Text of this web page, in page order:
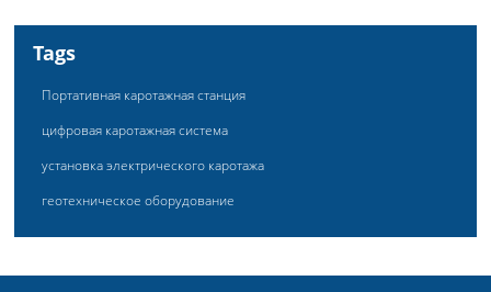
Tags
Портативная каротажная станция
цифровая каротажная система
установка электрического каротажа
геотехническое оборудование